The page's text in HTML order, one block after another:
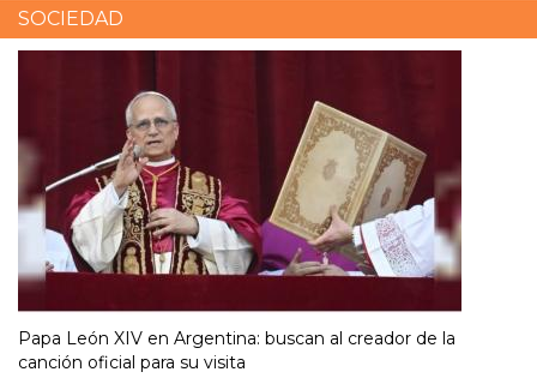
SOCIEDAD
Papa León XIV en Argentina: buscan al creador de la
canción oficial para su visita